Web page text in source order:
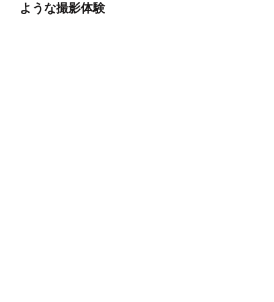
ような撮影体験